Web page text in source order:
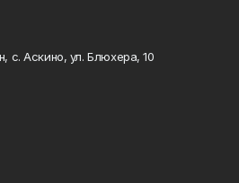
с. Аскино, ул. Блюхера, 10